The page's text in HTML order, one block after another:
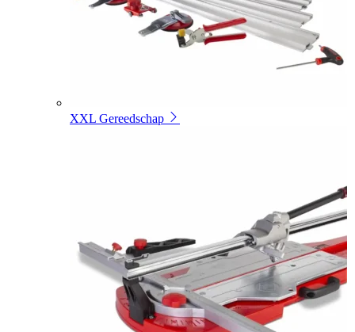
XXL Gereedschap